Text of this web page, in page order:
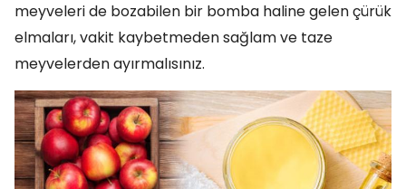
meyveleri de bozabilen bir bomba haline gelen çürük
elmaları, vakit kaybetmeden sağlam ve taze
meyvelerden ayırmalısınız.